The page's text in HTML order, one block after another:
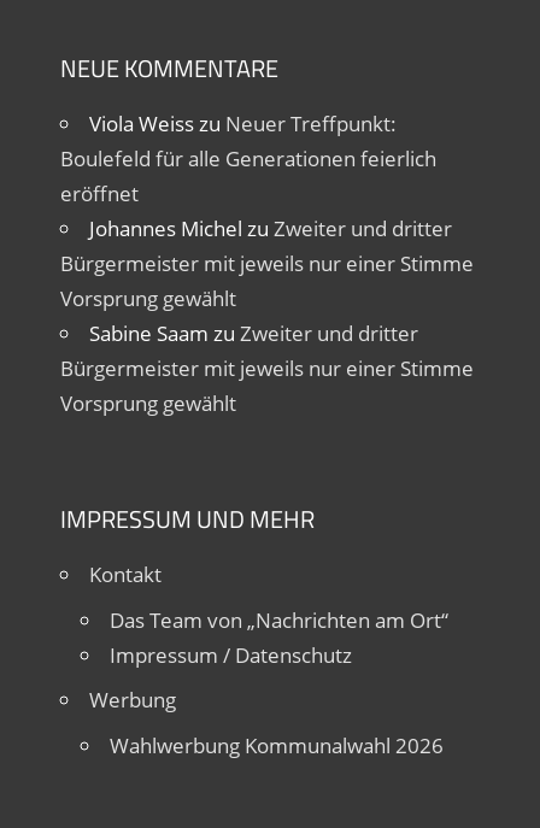
NEUE KOMMENTARE
Viola Weisszu Neuer Treffpunkt:
Boulefeld für alle Generationen feierlich
eröffnet
Johannes Michel zu Zweiter und dritter
Bürgermeister mit jeweils nur einer Stimme
Vorsprung gewählt
Sabine Saam zu Zweiter und dritter
Bürgermeister mit jeweils nur einer Stimme
Vorsprung gewählt
IMPRESSUM UND MEHR
Kontakt
Das Team von „Nachrichten am Ort“
Impressum / Datenschutz
Werbung
Wahlwerbung Kommunalwahl 2026